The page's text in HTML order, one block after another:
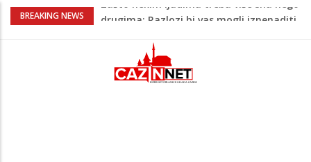
BREAKING NEWS
Barbarez o igračima iz dijaspore: Da su
"birali", a ne pripadali
Cazin: Bećirović i Ogrešević otvorili Muzej
„Kuća Nurije Pozderca“